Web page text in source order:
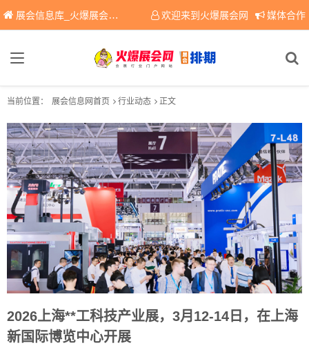
展会信息库_火爆展会网免费展会信息查询平台，提供专业会展服务！ 欢迎来到火爆展会网 媒体合作
当前位置： 展会信息网首页 行业动态 正文
2026上海**工科技产业展，3月12-14日，在上海
新国际博览中心开展